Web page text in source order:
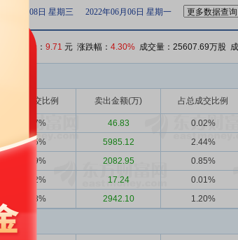
年06月08日 星期三 2022年06月06日 星期一
收盘价： 9.71 元 涨跌幅： 4.30% 成交量：25607.69万股
占总成交比例 卖出金额(万) 占总成交比例
2.47% 46.83 0.02%
2.45% 5985.12 2.44%
2.39% 2082.95 0.85%
1.22% 17.24 0.01%
0.88% 2942.10 1.20%